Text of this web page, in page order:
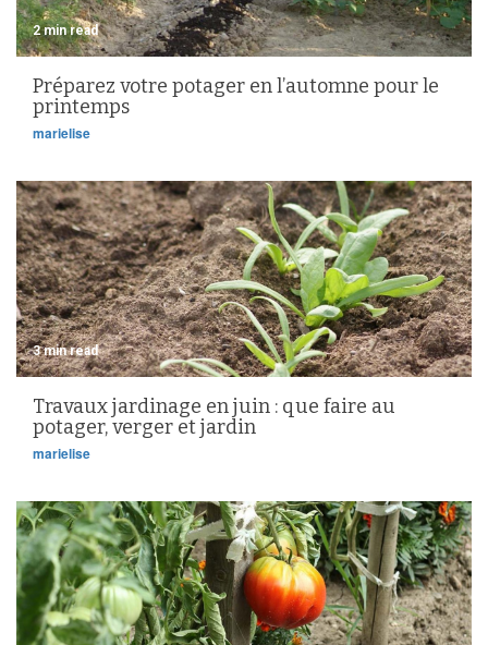
2 min read
Préparez votre potager en l’automne pour le
printemps
marielise
3 min read
Travaux jardinage en juin : que faire au
potager, verger et jardin
marielise